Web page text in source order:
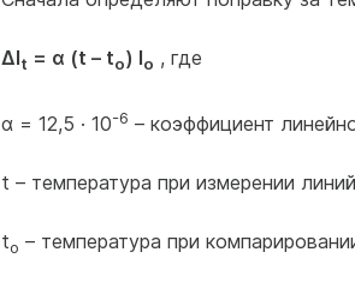
Δlt = α (t – tо) lо , где
α = 12,5 · 10-6 – коэффициент
t – температура при измерении
tо – температура при